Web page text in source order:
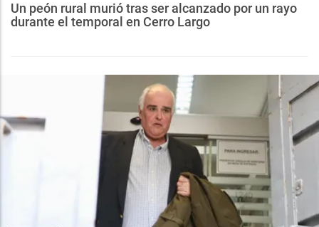
Un peón rural murió tras ser alcanzado por un rayo
durante el temporal en Cerro Largo